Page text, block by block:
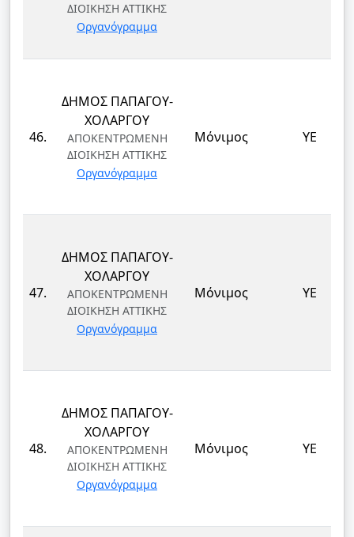
ΔΙΟΙΚΗΣΗ ΑΤΤΙΚΗΣ
Οργανόγραμμα
46.
ΔΗΜΟΣ ΠΑΠΑΓΟΥ-
ΧΟΛΑΡΓΟΥ
ΑΠΟΚΕΝΤΡΩΜΕΝΗ
ΔΙΟΙΚΗΣΗ ΑΤΤΙΚΗΣ
Οργανόγραμμα
Μόνιμος ΥΕ
47.
ΔΗΜΟΣ ΠΑΠΑΓΟΥ-
ΧΟΛΑΡΓΟΥ
ΑΠΟΚΕΝΤΡΩΜΕΝΗ
ΔΙΟΙΚΗΣΗ ΑΤΤΙΚΗΣ
Οργανόγραμμα
Μόνιμος ΥΕ
48.
ΔΗΜΟΣ ΠΑΠΑΓΟΥ-
ΧΟΛΑΡΓΟΥ
ΑΠΟΚΕΝΤΡΩΜΕΝΗ
ΔΙΟΙΚΗΣΗ ΑΤΤΙΚΗΣ
Οργανόγραμμα
Μόνιμος ΥΕ